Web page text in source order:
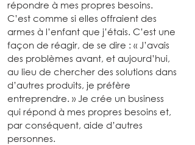
répondre à mes propres besoins.
C’est comme si elles offraient des
armes à l’enfant que j’étais. C’est une
façon de réagir, de se dire : « J’avais
des problèmes avant, et aujourd’hui,
au lieu de chercher des solutions dans
d’autres produits, je préfère
entreprendre. » Je crée un business
qui répond à mes propres besoins et,
par conséquent, aide d’autres
personnes.